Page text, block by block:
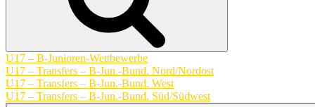
U17 – B-Junioren-Wettbewerbe
U17 – Transfers – B-Jun.-Bund. Nord/Nordost
U17 – Transfers – B-Jun.-Bund. West
U17 – Transfers – B-Jun.-Bund. Süd/Südwest